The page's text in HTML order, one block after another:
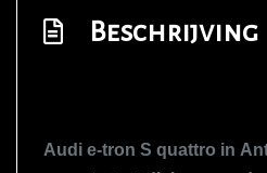
Kruisend verkeer
Beschrijving
Audi e-tron S quattro in